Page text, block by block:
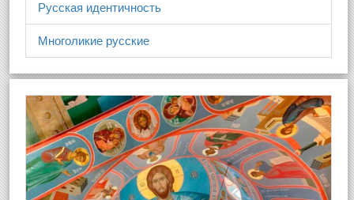
Русская идентичность
Многоликие русские